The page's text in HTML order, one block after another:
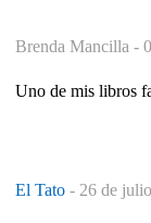
Brenda Mancilla -
Uno de mis libros
El Tato - 26 de